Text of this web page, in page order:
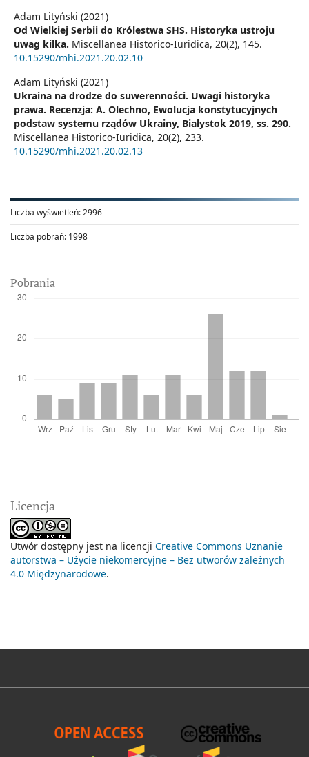
Adam Lityński (2021)
Od Wielkiej Serbii do Królestwa SHS. Historyka ustroju
uwag kilka. Miscellanea Historico-Iuridica, 20(2), 145.
10.15290/mhi.2021.20.02.10
Adam Lityński (2021)
Ukraina na drodze do suwerenności. Uwagi historyka
prawa. Recenzja: A. Olechno, Ewolucja konstytucyjnych
podstaw systemu rządów Ukrainy, Białystok 2019, ss. 290.
Miscellanea Historico-Iuridica, 20(2), 233.
10.15290/mhi.2021.20.02.13
Liczba wyświetleń:2996
Liczba pobrań: 1998
Pobrania
Licencja
Utwór dostępny jest na licencji Creative Commons Uznanie
autorstwa – Użycie niekomercyjne – Bez utworów zależnych
4.0 Międzynarodowe.